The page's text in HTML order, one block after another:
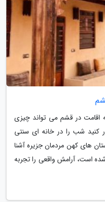
اقامت در قشم می تواند چیزی
کنید شب را در خانه ای سنتی
های کهن مردمان جزیره آشنا
است، آرامش واقعی را تجربه